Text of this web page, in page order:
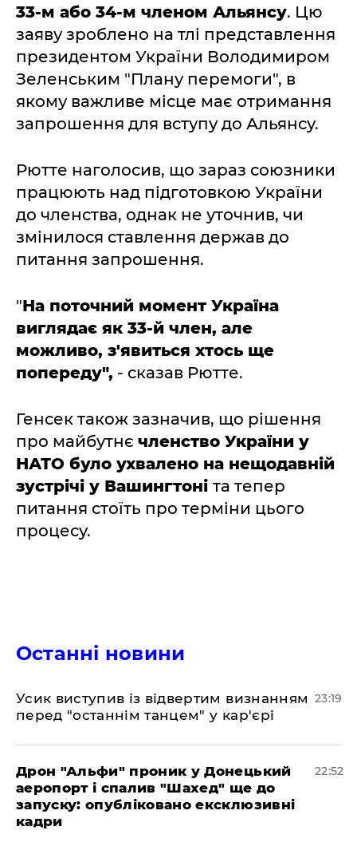
33-м або 34-м членом Альянсу. Цю
заяву зроблено на тлі представлення
президентом України Володимиром
Зеленським "Плану перемоги", в
якому важливе місце має отримання
запрошення для вступу до Альянсу.
Рютте наголосив, що зараз союзники
працюють над підготовкою України
до членства, однак не уточнив, чи
змінилося ставлення держав до
питання запрошення.
"На поточний момент Україна
виглядає як 33-й член, але
можливо, з'явиться хтось ще
попереду", - сказав Рютте.
Генсек також зазначив, що рішення
про майбутнє членство України у
НАТО було ухвалено на нещодавній
зустрічі у Вашингтоні та тепер
питання стоїть про терміни цього
процесу.
Останні новини
​Усик виступив із відвертим визнанням
перед "останнім танцем" у кар'єрі
23:19
​Дрон "Альфи" проник у Донецький
аеропорт і спалив "Шахед" ще до
запуску: опубліковано ексклюзивні
кадри
22:52